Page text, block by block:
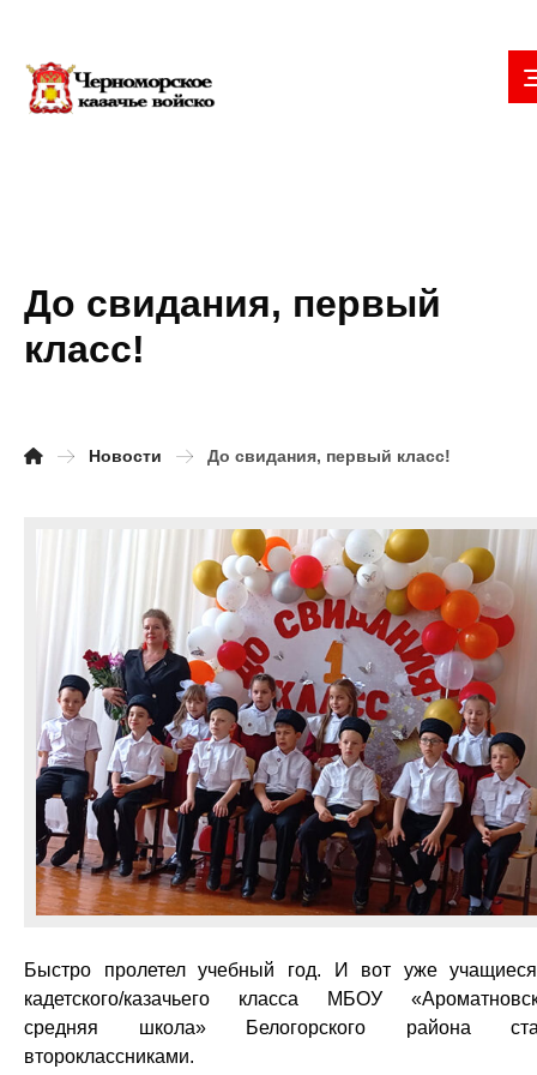
До свидания, первый
класс!
Новости До свидания, первый класс!
Быстро пролетел учебный год. И вот уже
кадетского/казачьего класса МБОУ
средняя школа» Белогорского района
второклассниками.